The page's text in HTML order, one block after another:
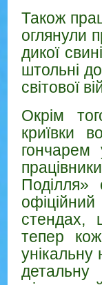
Також
оглянули
дикої
штольні
світової
Окрім
криївки
гончарем
Поділля»
стендах,
тепер
детальну